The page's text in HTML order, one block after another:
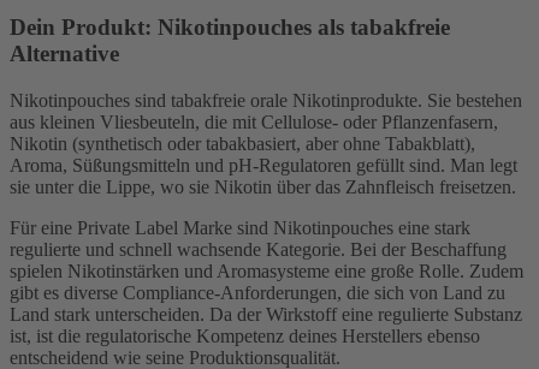
Dein Produkt: Nikotinpouches als tabakfreie
Alternative
Nikotinpouches sind tabakfreie orale Nikotinprodukte. Sie bestehen
aus kleinen Vliesbeuteln, die mit Cellulose- oder Pflanzenfasern,
Nikotin (synthetisch oder tabakbasiert, aber ohne Tabakblatt),
Aroma, Süßungsmitteln und pH-Regulatoren gefüllt sind. Man legt
sie unter die Lippe, wo sie Nikotin über das Zahnfleisch freisetzen.
Für eine Private Label Marke sind Nikotinpouches eine stark
regulierte und schnell wachsende Kategorie. Bei der Beschaffung
spielen Nikotinstärken und Aromasysteme eine große Rolle. Zudem
gibt es diverse Compliance-Anforderungen, die sich von Land zu
Land stark unterscheiden. Da der Wirkstoff eine regulierte Substanz
ist, ist die regulatorische Kompetenz deines Herstellers ebenso
entscheidend wie seine Produktionsqualität.